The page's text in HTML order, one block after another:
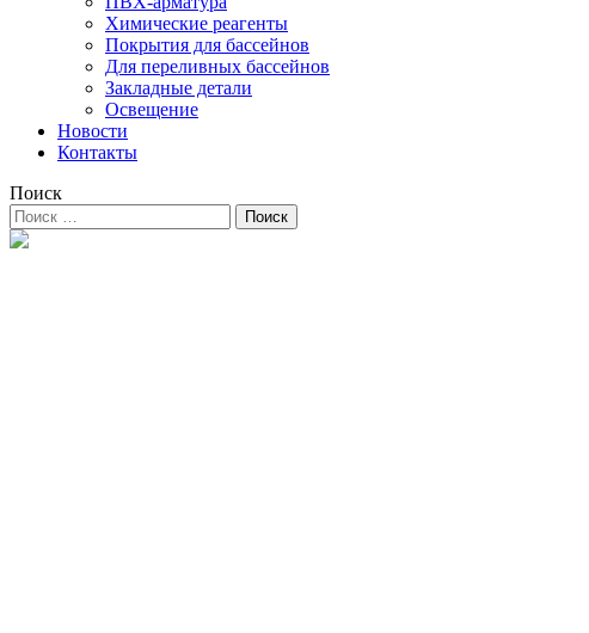
Химические реагенты
Покрытия для бассейнов
Для переливных бассейнов
Закладные детали
Освещение
Новости
Контакты
Поиск